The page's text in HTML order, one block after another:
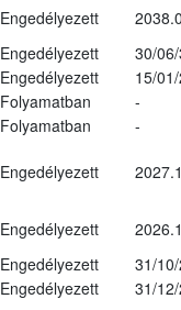
Engedélyezett
Engedélyezett
30/
Engedélyezett
15/
Folyamatban
-
Folyamatban
-
Engedélyezett
Engedélyezett
Engedélyezett
31/
Engedélyezett
31/